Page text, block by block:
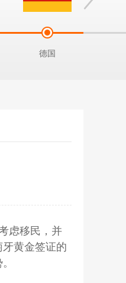
德国
虑移民，并
黄金签证的